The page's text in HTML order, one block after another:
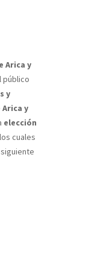
Arica y
público
y
y
elección
cuales